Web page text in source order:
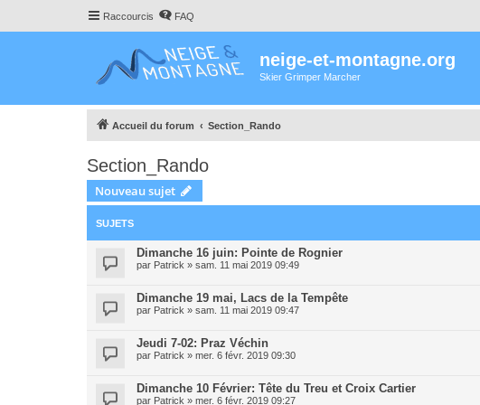
Raccourcis FAQ
neige-et-montagne.org
Skier Grimper Marcher
Accueil du forum Section_Rando
Section_Rando
Nouveau sujet
SUJETS
Dimanche 16 juin: Pointe de Rognier
par Patrick » sam. 11 mai 2019 09:49
Dimanche 19 mai, Lacs de la Tempête
par Patrick » sam. 11 mai 2019 09:47
Jeudi 7-02: Praz Véchin
par Patrick » mer. 6 févr. 2019 09:30
Dimanche 10 Février: Tête du Treu et Croix Cartier
par Patrick » mer. 6 févr. 2019 09:27